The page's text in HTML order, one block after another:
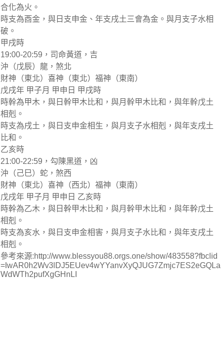
合化為火。
時支為酉金，與日支申金、年支戌土三會為金。與月支子水相
破。
甲戌時
19:00-20:59，司命黃道，吉
沖（戊辰）龍，煞北
財神（東北）喜神（東北）福神（東南）
戊戌年 甲子月 甲申日 甲戌時
時幹為甲木，與日幹甲木比和，與月幹甲木比和，與年幹戊土
相剋。
時支為戌土，與日支申金相生，與月支子水相剋，與年支戌土
比和。
乙亥時
21:00-22:59，勾陳黑道，凶
沖（己巳）蛇，煞西
財神（東北）喜神（西北）福神（東南）
戊戌年 甲子月 甲申日 乙亥時
時幹為乙木，與日幹甲木比和，與月幹甲木比和，與年幹戊土
相剋。
時支為亥水，與日支申金相害，與月支子水比和，與年支戌土
相剋。
參考來源:http://www.blessyou88.orgs.one/show/483558?fbclid
=IwAR0h2Wv3lDJ5EUev4wYYanvXyQJUG7Zmjc7ES2eGQLa
WdWTh2pufXgGHnLI